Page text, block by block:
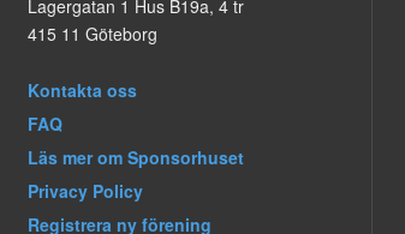
Lagergatan 1 Hus B19a, 4 tr
415 11 Göteborg
Kontakta oss
FAQ
Läs mer om Sponsorhuset
Privacy Policy
Registrera ny förening